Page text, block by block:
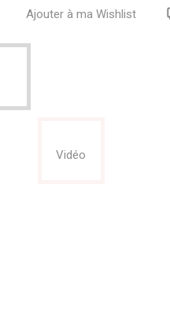
Ajouter à ma Wishlist
Vidéo